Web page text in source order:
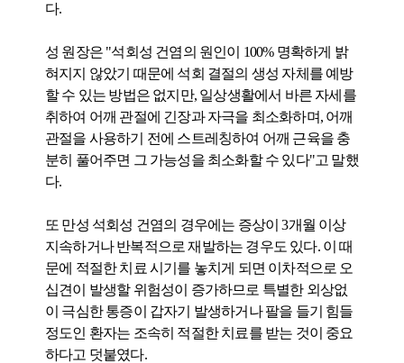
다.
성 원장은 "석회성 건염의 원인이 100% 명확하게 밝
혀지지 않았기 때문에 석회 결절의 생성 자체를 예방
할 수 있는 방법은 없지만, 일상생활에서 바른 자세를
취하여 어깨 관절에 긴장과 자극을 최소화하며, 어깨
관절을 사용하기 전에 스트레칭하여 어깨 근육을 충
분히 풀어주면 그 가능성을 최소화할 수 있다"고 말했
다.
또 만성 석회성 건염의 경우에는 증상이 3개월 이상
지속하거나 반복적으로 재발하는 경우도 있다. 이 때
문에 적절한 치료 시기를 놓치게 되면 이차적으로 오
십견이 발생할 위험성이 증가하므로 특별한 외상없
이 극심한 통증이 갑자기 발생하거나 팔을 들기 힘들
정도인 환자는 조속히 적절한 치료를 받는 것이 중요
하다고 덧붙였다.